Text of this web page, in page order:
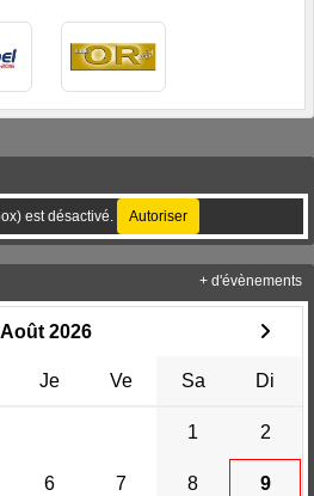
est désactivé. Autoriser
Août 2026
Je Ve Sa Di
1 2
6 7 8 9
+ d'évènements